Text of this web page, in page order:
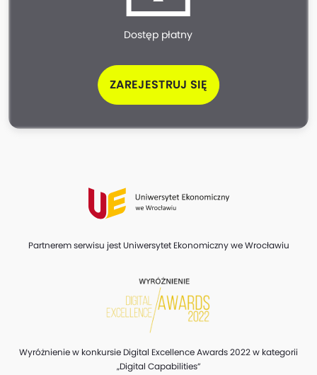
Dostęp płatny
ZAREJESTRUJ SIĘ
Partnerem serwisu jest Uniwersytet Ekonomiczny we Wrocławiu
Wyróżnienie w konkursie Digital Excellence Awards 2022 w kategorii
„Digital Capabilities”